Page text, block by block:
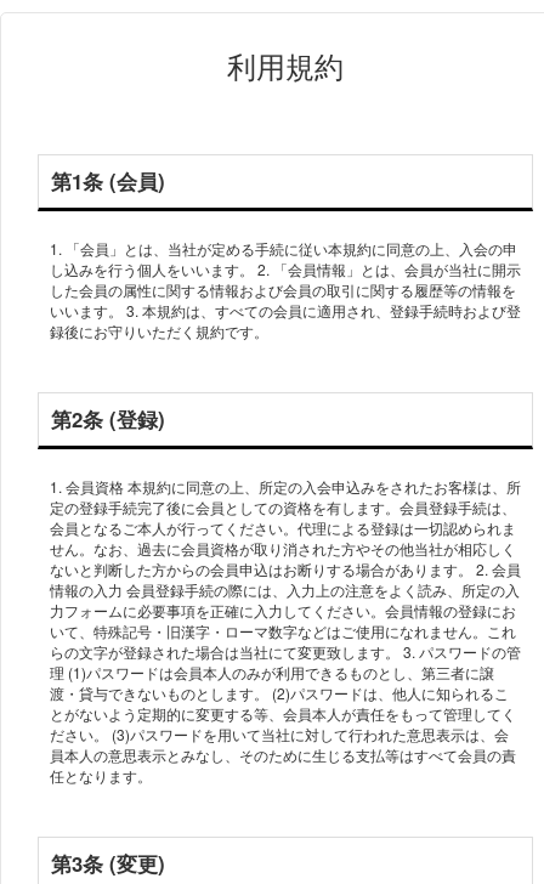
利用規約
第1条 (会員)
1. 「会員」とは、当社が定める手続に従い本規約に同意の上、入会の申
し込みを行う個人をいいます。 2. 「会員情報」とは、会員が当社に開示
した会員の属性に関する情報および会員の取引に関する履歴等の情報を
いいます。 3. 本規約は、すべての会員に適用され、登録手続時および登
第2条 (登録)
1. 会員資格 本規約に同意の上、所定の入会申込みをされたお客様は、所
定の登録手続完了後に会員としての資格を有します。会員登録手続は、
会員となるご本人が行ってください。代理による登録は一切認められま
せん。なお、過去に会員資格が取り消された方やその他当社が相応しく
ないと判断した方からの会員申込はお断りする場合があります。 2. 会員
情報の入力 会員登録手続の際には、入力上の注意をよく読み、所定の入
力フォームに必要事項を正確に入力してください。会員情報の登録にお
いて、特殊記号・旧漢字・ローマ数字などはご使用になれません。これ
らの文字が登録された場合は当社にて変更致します。 3. パスワードの管
理 (1)パスワードは会員本人のみが利用できるものとし、第三者に譲
渡・貸与できないものとします。 (2)パスワードは、他人に知られるこ
とがないよう定期的に変更する等、会員本人が責任をもって管理してく
ださい。 (3)パスワードを用いて当社に対して行われた意思表示は、会
員本人の意思表示とみなし、そのために生じる支払等はすべて会員の責
第3条 (変更)